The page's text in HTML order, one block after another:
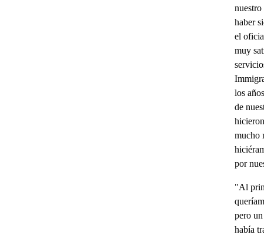
nuestro
haber
el
muy
los
de
mucho
por
"Al
pero
había